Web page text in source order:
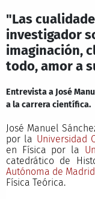
"Las
investigador
imaginación,
todo, amor a
Entrevista a José
a la carrera científica.
José Manuel
por la Universidad
en Física por la
catedrático de
Autónoma de Madrid
Física Teórica.